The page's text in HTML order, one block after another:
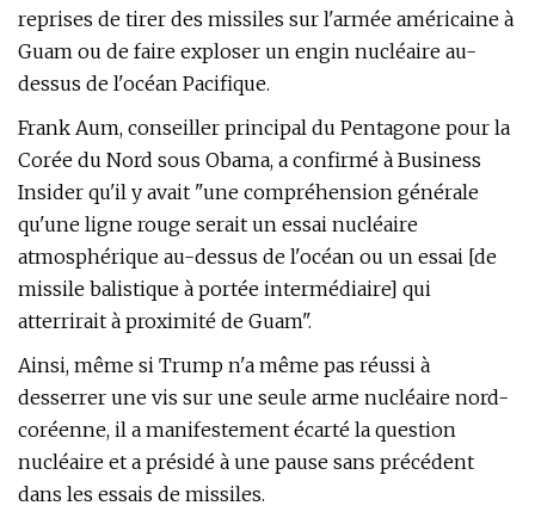
reprises de tirer des missiles sur l'armée américaine à
Guam ou de faire exploser un engin nucléaire au-
dessus de l'océan Pacifique.
Frank Aum, conseiller principal du Pentagone pour la
Corée du Nord sous Obama, a confirmé à Business
Insider qu'il y avait "une compréhension générale
qu'une ligne rouge serait un essai nucléaire
atmosphérique au-dessus de l'océan ou un essai [de
missile balistique à portée intermédiaire] qui
atterrirait à proximité de Guam".
Ainsi, même si Trump n'a même pas réussi à
desserrer une vis sur une seule arme nucléaire nord-
coréenne, il a manifestement écarté la question
nucléaire et a présidé à une pause sans précédent
dans les essais de missiles.